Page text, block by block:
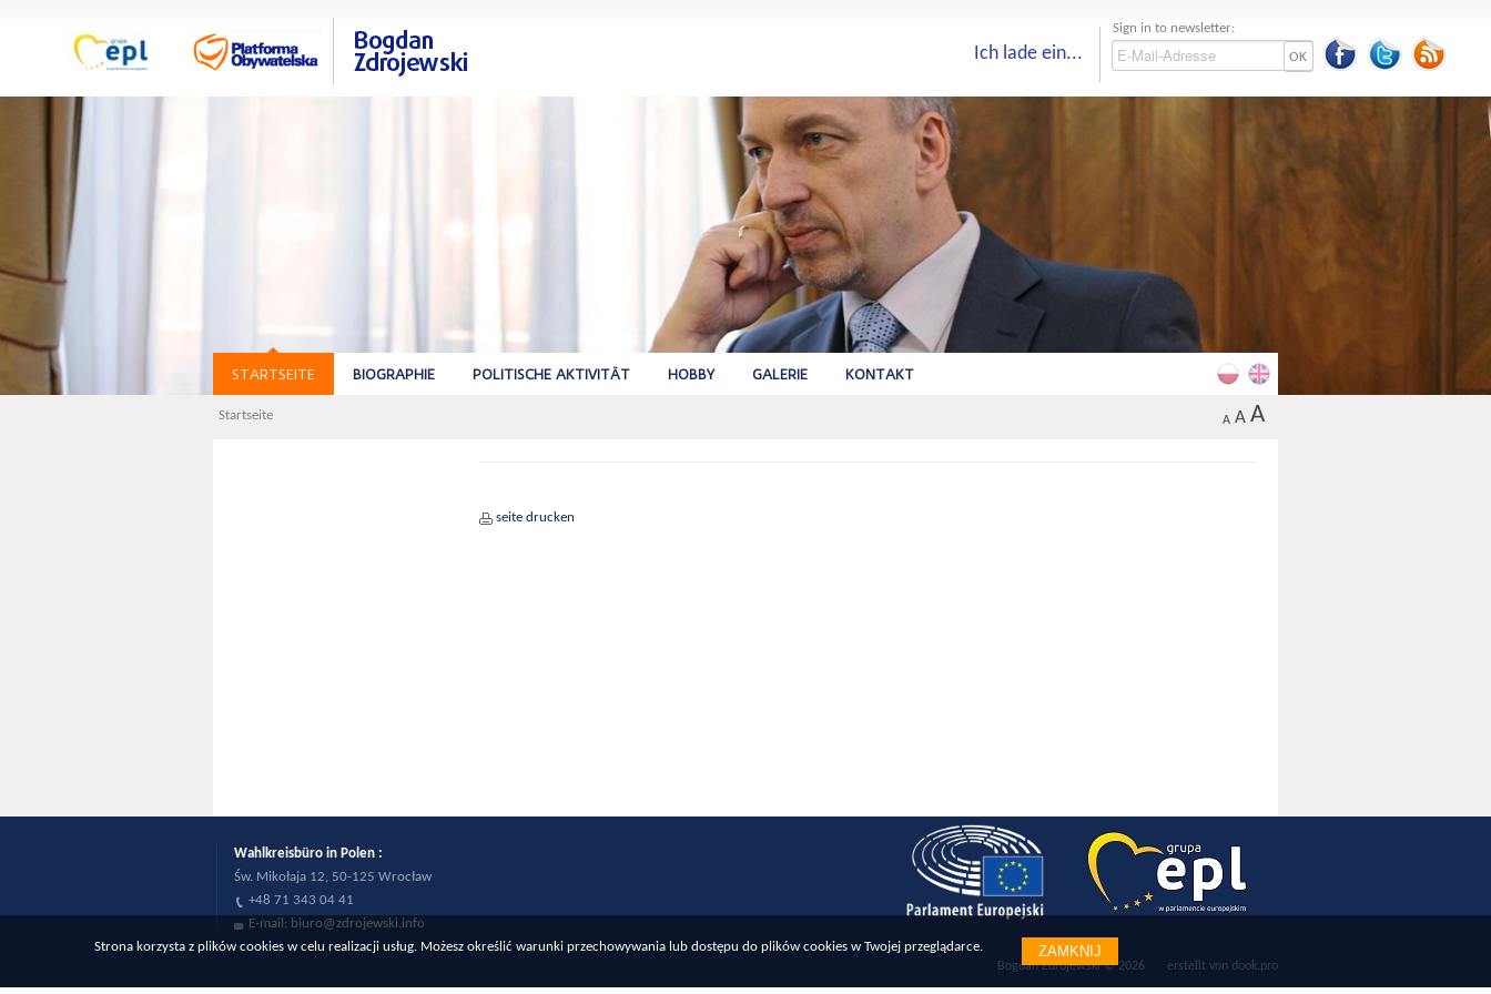
Sign in to newsletter:
OK
Ich lade ein...
STARTSEITE BIOGRAPHIE POLITISCHE AKTIVITÄT HOBBY GALERIE KONTAKT
Startseite A
A
A
seite drucken
Strona korzysta z plików cookies w celu realizacji usług. Możesz określić warunki przechowywania lub dostępu do plików cookies w Twojej przeglądarce. ZAMKNIJ
Wahlkreisbüro in Polen :
Św. Mikołaja 12, 50-125 Wrocław
+48 71 343 04 41
E-mail: biuro@zdrojewski.info
erstellt von dook.pro
Bogdan Zdrojewski © 2026